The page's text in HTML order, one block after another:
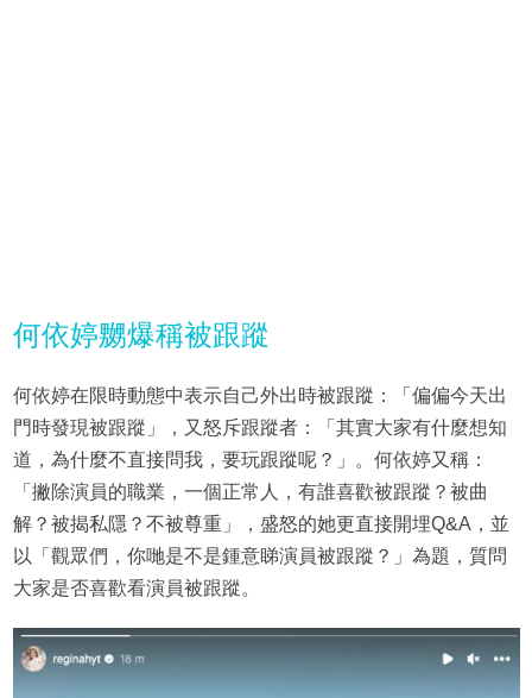
何依婷嬲爆稱被跟蹤
何依婷在限時動態中表示自己外出時被跟蹤：「偏偏今天出
門時發現被跟蹤」，又怒斥跟蹤者：「其實大家有什麼想知
道，為什麼不直接問我，要玩跟蹤呢？」。何依婷又稱：
「撇除演員的職業，一個正常人，有誰喜歡被跟蹤？被曲
解？被揭私隱？不被尊重」，盛怒的她更直接開埋Q&A，並
以「觀眾們，你哋是不是鍾意睇演員被跟蹤？」為題，質問
大家是否喜歡看演員被跟蹤。